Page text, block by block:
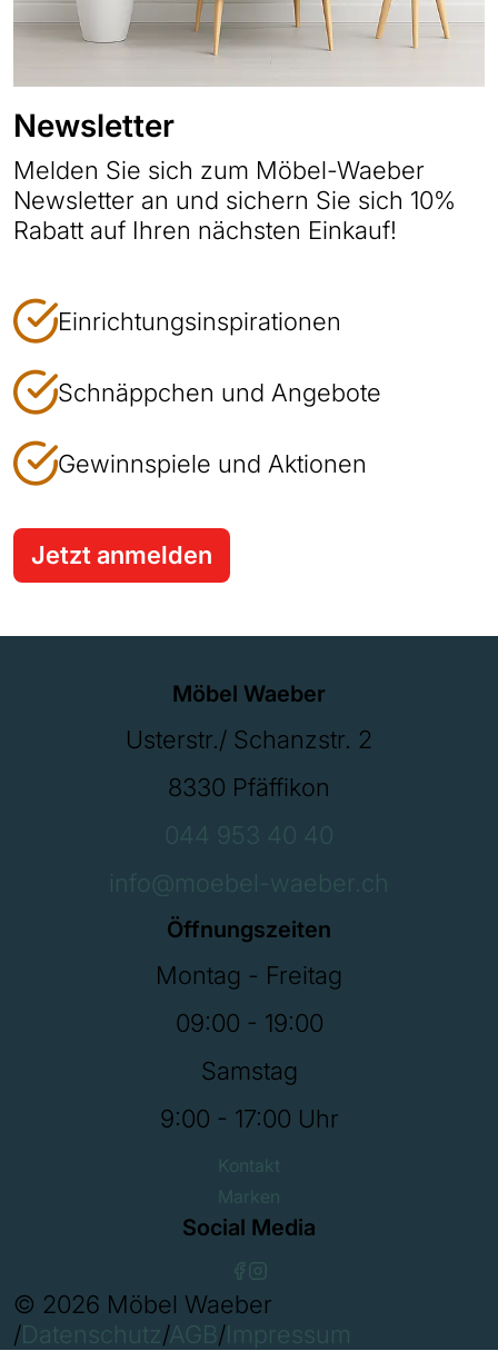
Newsletter
Melden Sie sich zum Möbel-Waeber
Newsletter an und sichern Sie sich 10%
Rabatt auf Ihren nächsten Einkauf!
Einrichtungsinspirationen
Schnäppchen und Angebote
Gewinnspiele und Aktionen
Jetzt anmelden
Möbel Waeber
Usterstr./ Schanzstr. 2
8330 Pfäffikon
044 953 40 40
info@moebel-waeber.ch
Öffnungszeiten
Montag - Freitag
09:00 - 19:00
Samstag
9:00 - 17:00 Uhr
Kontakt
Marken
Social Media
© 2026 Möbel Waeber
/Datenschutz/AGB/Impressum